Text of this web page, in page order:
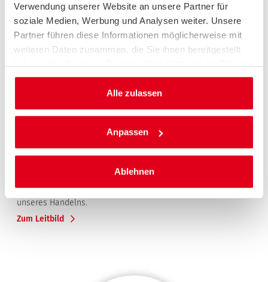
Verwendung unserer Website an unsere Partner für
soziale Medien, Werbung und Analysen weiter. Unsere
Partner führen diese Informationen möglicherweise mit
weiteren Daten zusammen, die Sie ihnen bereitgestellt
gesammelt haben.
Alle zulassen
Anpassen
Ablehnen
UNSER GRÖSSTES KAPITAL: DER MENSCH
Wir sind Autoclub und Mobilitätsbegleiter für unsere
Mitglieder und ihre Familien. Wir helfen, Mobilität umfassend
die Interessen unserer Mitglieder - sie stehen im Mittelpunkt
unseres Handelns.
Zum Leitbild